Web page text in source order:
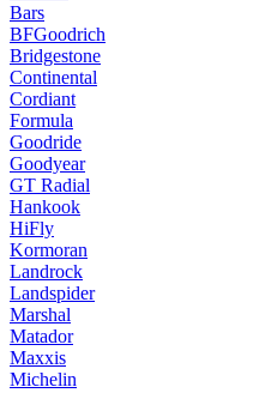
Bars
BFGoodrich
Bridgestone
Continental
Cordiant
Formula
Goodride
Goodyear
GT Radial
Hankook
HiFly
Kormoran
Landrock
Landspider
Marshal
Matador
Maxxis
Michelin